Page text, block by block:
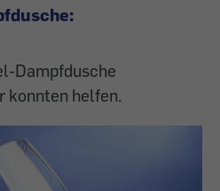
Dampfdusche
konnten helfen.